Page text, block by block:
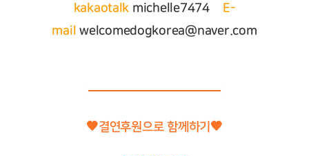
kakaotalk michelle7474 E-
mail welcomedogkorea@naver.com
🧡결연후원으로 함께하기 🧡